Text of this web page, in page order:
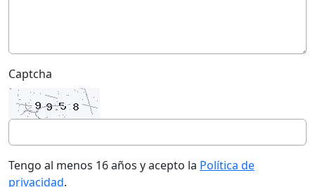
Captcha
Tengo al menos 16 años y acepto la Política de
privacidad.